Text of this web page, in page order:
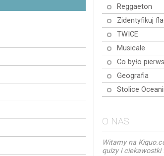
Reggaeton
Zidentyfikuj
TWICE
Musicale
Co było
Geografia
Stolice
O NAS
Witamy na
quizy i ciekawostki